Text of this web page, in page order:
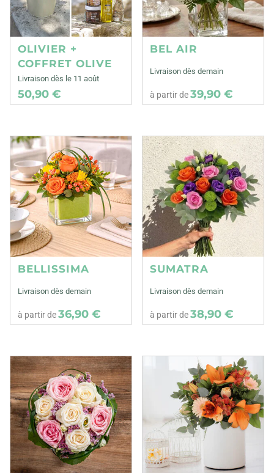
OLIVIER +
COFFRET OLIVE
Livraison dès le 11 août
50,90 €
BEL AIR
Livraison dès demain
à partir de39,90 €
BELLISSIMA
Livraison dès demain
à partir de36,90 €
SUMATRA
Livraison dès demain
à partir de38,90 €